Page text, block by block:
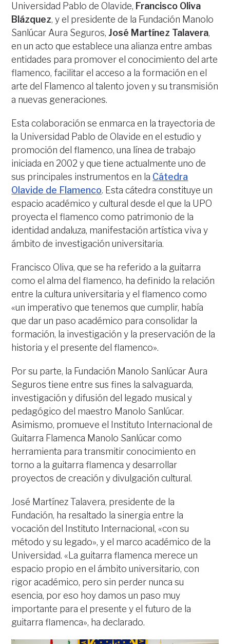
Universidad Pablo de Olavide, Francisco Oliva
Blázquez, y el presidente de la Fundación Manolo
Sanlúcar Aura Seguros, José Martínez Talavera,
en un acto que establece una alianza entre ambas
entidades para promover el conocimiento del arte
flamenco, facilitar el acceso a la formación en el
arte del Flamenco al talento joven y su transmisión
a nuevas generaciones.
Esta colaboración se enmarca en la trayectoria de
la Universidad Pablo de Olavide en el estudio y
promoción del flamenco, una línea de trabajo
iniciada en 2002 y que tiene actualmente uno de
sus principales instrumentos en la Cátedra
Olavide de Flamenco. Esta cátedra constituye un
espacio académico y cultural desde el que la UPO
proyecta el flamenco como patrimonio de la
identidad andaluza, manifestación artística viva y
ámbito de investigación universitaria.
Francisco Oliva, que se ha referido a la guitarra
como el alma del flamenco, ha definido la relación
entre la cultura universitaria y el flamenco como
«un imperativo que tenemos que cumplir, había
que dar un paso académico para consolidar la
formación, la investigación y la preservación de la
historia y el presente del flamenco».
Por su parte, la Fundación Manolo Sanlúcar Aura
Seguros tiene entre sus fines la salvaguarda,
investigación y difusión del legado musical y
pedagógico del maestro Manolo Sanlúcar.
Asimismo, promueve el Instituto Internacional de
Guitarra Flamenca Manolo Sanlúcar como
herramienta para transmitir conocimiento en
torno a la guitarra flamenca y desarrollar
proyectos de creación y divulgación cultural.
José Martínez Talavera, presidente de la
Fundación, ha resaltado la sinergia entre la
vocación del Instituto Internacional, «con su
método y su legado», y el marco académico de la
Universidad. «La guitarra flamenca merece un
espacio propio en el ámbito universitario, con
rigor académico, pero sin perder nunca su
esencia, por eso hoy damos un paso muy
importante para el presente y el futuro de la
guitarra flamenca», ha declarado.